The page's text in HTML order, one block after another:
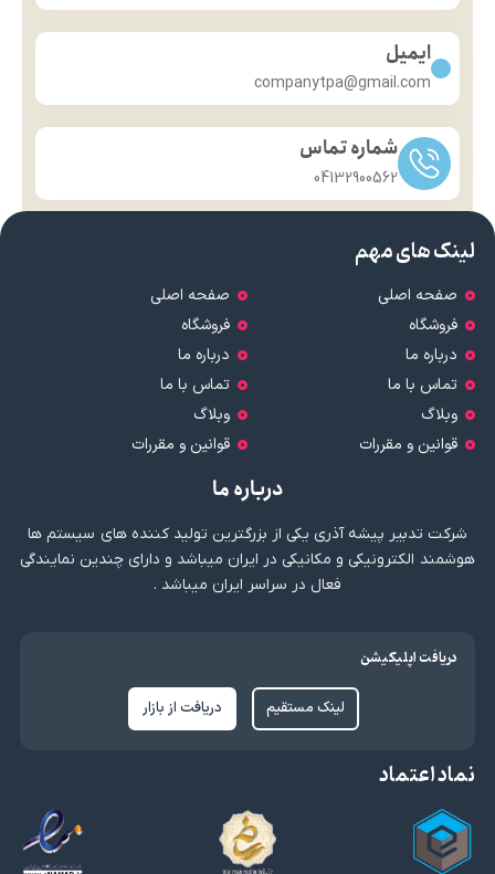
ایمیل
companytpa@gmail.com
شماره تماس
04132900562
لینک های مهم
صفحه اصلی
فروشگاه
درباره ما
تماس با ما
وبلاگ
قوانین و مقررات
صفحه اصلی
فروشگاه
درباره ما
تماس با ما
وبلاگ
قوانین و مقررات
درباره ما
شرکت تدبیر پیشه آذری یکی از بزرگترین تولید کننده های سیستم ها
هوشمند الکترونیکی و مکانیکی در ایران میباشد و دارای چندین نمایندگی
فعال در سراسر ایران میباشد .
دریافت اپلیکیشن
لینک مستقیم دریافت از بازار
نماد اعتماد